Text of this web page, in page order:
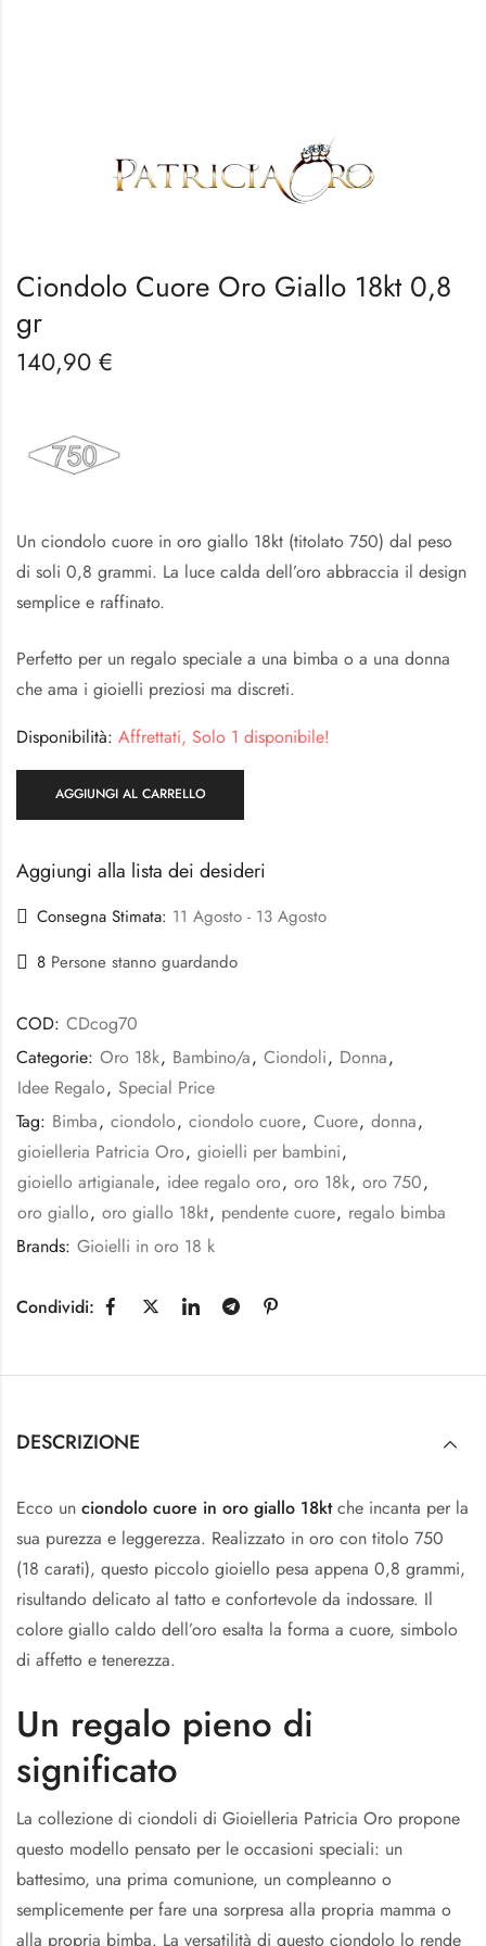
Ciondolo Cuore Oro Giallo 18kt 0,8
gr
140,90 €
Un ciondolo cuore in oro giallo 18kt (titolato 750) dal peso
di soli 0,8 grammi. La luce calda dell’oro abbraccia il design
semplice e raffinato.
Perfetto per un regalo speciale a una bimba o a una donna
che ama i gioielli preziosi ma discreti.
Disponibilità: Affrettati, Solo 1 disponibile!
AGGIUNGI AL CARRELLO
Aggiungi alla lista dei desideri
Consegna Stimata: 11 Agosto - 13 Agosto
8 Persone stanno guardando
COD: CDcog70
Categorie: Oro 18k, Bambino/a, Ciondoli, Donna,
Idee Regalo, Special Price
Tag: Bimba, ciondolo, ciondolo cuore, Cuore, donna,
gioielleria Patricia Oro, gioielli per bambini,
gioiello artigianale, idee regalo oro, oro 18k, oro 750,
oro giallo, oro giallo 18kt, pendente cuore, regalo bimba
Brands: Gioielli in oro 18 k
Condividi:
DESCRIZIONE
Ecco un ciondolo cuore in oro giallo 18ktche incanta per la
sua purezza e leggerezza. Realizzato in oro con titolo 750
(18 carati), questo piccolo gioiello pesa appena 0,8 grammi,
risultando delicato al tatto e confortevole da indossare. Il
colore giallo caldo dell’oro esalta la forma a cuore, simbolo
di affetto e tenerezza.
Un regalo pieno di
significato
La collezione di ciondoli di Gioielleria Patricia Oro propone
questo modello pensato per le occasioni speciali: un
battesimo, una prima comunione, un compleanno o
semplicemente per fare una sorpresa alla propria mamma o
alla propria bimba. La versatilità di questo ciondolo lo rende